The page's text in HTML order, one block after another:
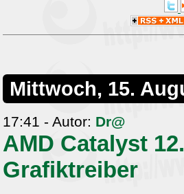
Mittwoch, 15.
17:41 - Autor: Dr@
AMD Catalyst
Grafiktreiber